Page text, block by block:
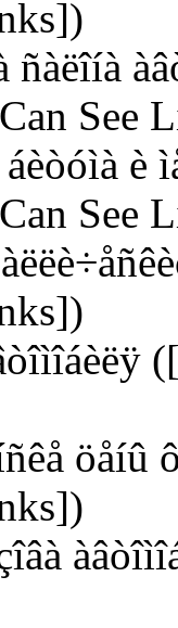
ñàëîíà
See
è
See
öåíû